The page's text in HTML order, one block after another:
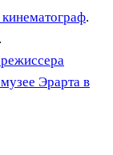
.
Эрарта в